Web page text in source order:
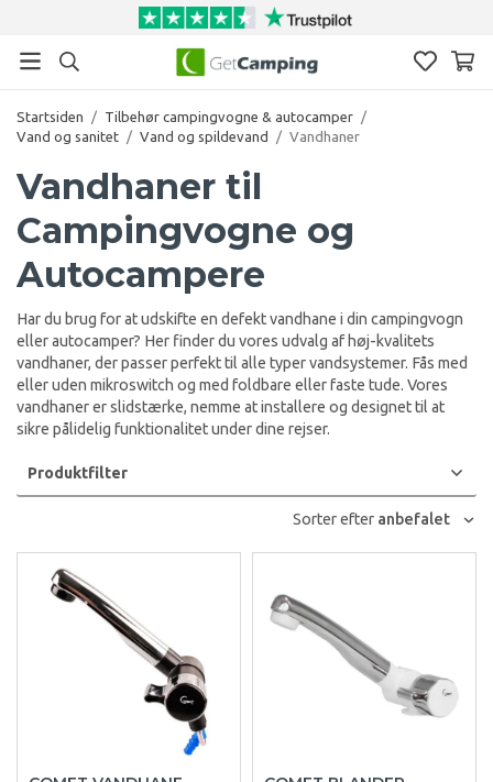
Startsiden / Tilbehør campingvogne & autocamper /
Vand og sanitet / Vand og spildevand / Vandhaner
Vandhaner til
Campingvogne og
Autocampere
Har du brug for at udskifte en defekt vandhane i din campingvogn
eller autocamper? Her finder du vores udvalg af høj-kvalitets
vandhaner, der passer perfekt til alle typer vandsystemer. Fås med
eller uden mikroswitch og med foldbare eller faste tude. Vores
vandhaner er slidstærke, nemme at installere og designet til at
sikre pålidelig funktionalitet under dine rejser.
Produktfilter
Sorter efter anbefalet